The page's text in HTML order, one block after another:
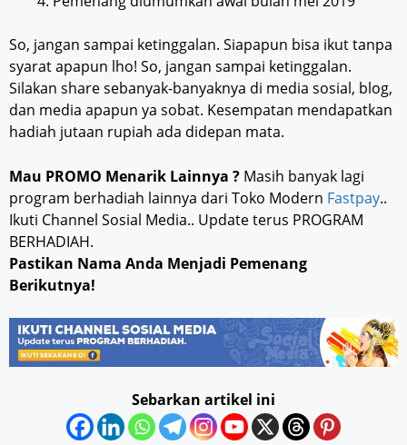
So, jangan sampai ketinggalan. Siapapun bisa ikut tanpa
syarat apapun lho! So, jangan sampai ketinggalan.
Silakan share sebanyak-banyaknya di media sosial, blog,
dan media apapun ya sobat. Kesempatan mendapatkan
hadiah jutaan rupiah ada didepan mata.
Mau PROMO Menarik Lainnya ? Masih banyak lagi
program berhadiah lainnya dari Toko Modern Fastpay..
Ikuti Channel Sosial Media.. Update terus PROGRAM
BERHADIAH.
Pastikan Nama Anda Menjadi Pemenang
Berikutnya!
Sebarkan artikel ini